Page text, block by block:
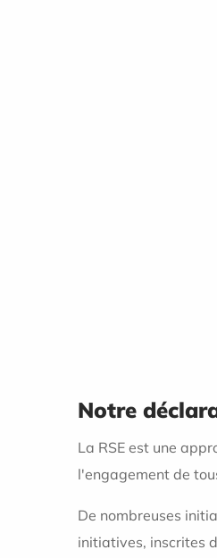
Notre
La RSE est une
l'engagement de
De nombreuses
initiatives, inscrites